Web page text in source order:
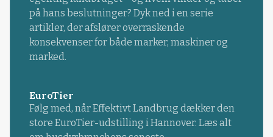
på hans beslutninger? Dyk ned i en serie
artikler, der afslører overraskende
konsekvenser for både marker, maskiner og
marked.
EuroTier
Følg med, når Effektivt Landbrug dækker den
store EuroTier-udstilling i Hannover. Læs alt